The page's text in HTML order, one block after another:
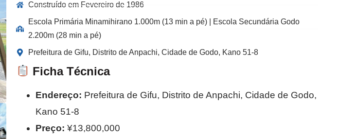
Construído em Fevereiro de 1986
Escola Primária Minamihirano 1.000m (13 min a pé) | Escola Secundária Godo
2.200m (28 min a pé)
Prefeitura de Gifu, Distrito de Anpachi, Cidade de Godo, Kano 51-8
Ficha Técnica
Endereço: Prefeitura de Gifu, Distrito de Anpachi, Cidade de Godo,
Kano 51-8
Preço: ¥13,800,000